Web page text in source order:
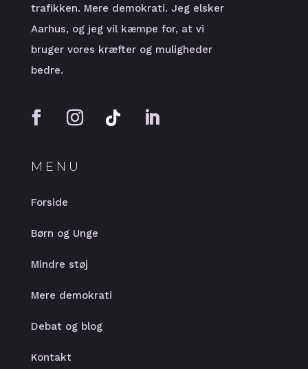
trafikken. Mere demokrati. Jeg elsker
Aarhus, og jeg vil kæmpe for, at vi
bruger vores kræfter og muligheder
bedre.
MENU
Forside
Børn og Unge
Mindre støj
Mere demokrati
Debat og blog
Kontakt